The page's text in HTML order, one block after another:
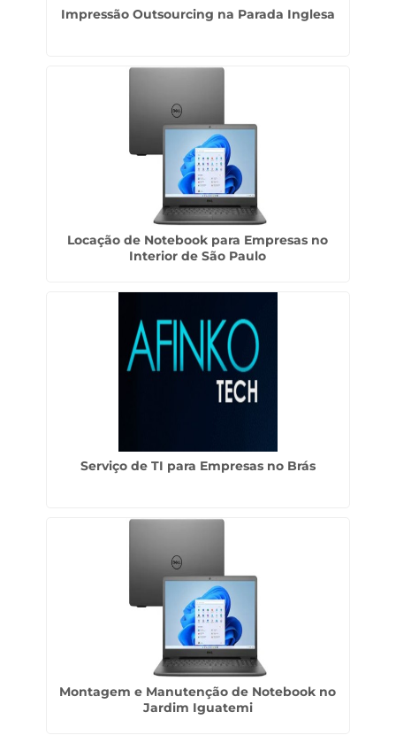
Impressão Outsourcing na Parada Inglesa
Locação de Notebook para Empresas no
Interior de São Paulo
Serviço de TI para Empresas no Brás
Montagem e Manutenção de Notebook no
Jardim Iguatemi